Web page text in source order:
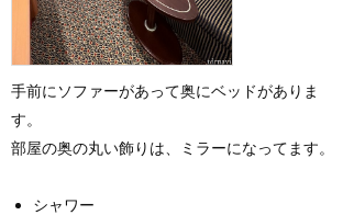
手前にソファーがあって奥にベッドがありま
す。
部屋の奥の丸い飾りは、ミラーになってます。
シャワー